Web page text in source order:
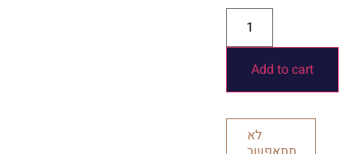
Add to cart
לא